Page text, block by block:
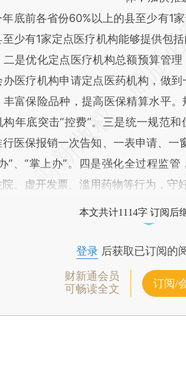
底前各省份60%以上的县至少有1
至少有1家定点医疗机构能够提供包
二是优化定点医疗机构总额预算管
办医疗机构申请定点医药机构，做
丰富保险品种，提高医保精算水平
构年底突击“控费”。三是统一规范
医保报销一次告知、一表申请、一
”、“掌上办”。四是强化全过程监
、虚开发票、滥用药物等行为，守
本文共计1114字 订阅后
登录后获取已订阅的
财新通会员
可畅读全文
订阅/